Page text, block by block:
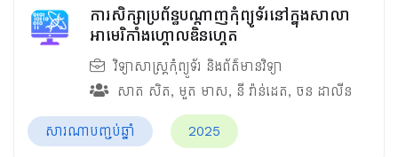
ការសិក្សាប្រព័ន្ធបណ្ដាញកុំព្យូទ័រនៅក្នុងសាលា
អាមេរិកាំងហ្គោលឌិនហ្គេត
វិទ្យាសាស្ត្រកុំព្យូទ័រ និងព័ត៌មានវិទ្យា
សាត សិត, មួត​ មាស, នី វ៉ាន់ដេត, ចន ដាលីន
សារណាបញ្ចប់ឆ្នាំ 2025